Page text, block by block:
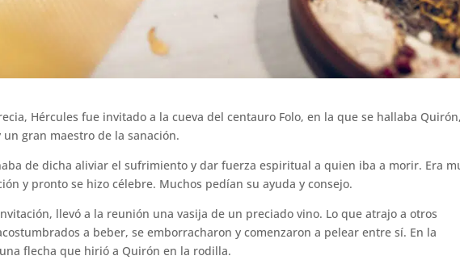
Hércules fue invitado a la cueva del centauro Folo, en la que se hallaba
gran maestro de la sanación.
de dicha aliviar el sufrimiento y dar fuerza espiritual a quien iba a morir. Era
y pronto se hizo célebre. Muchos pedían su ayuda y consejo.
llevó a la reunión una vasija de un preciado vino. Lo que atrajo a otros
a beber, se emborracharon y comenzaron a pelear entre sí. En la
flecha que hirió a Quirón en la rodilla.